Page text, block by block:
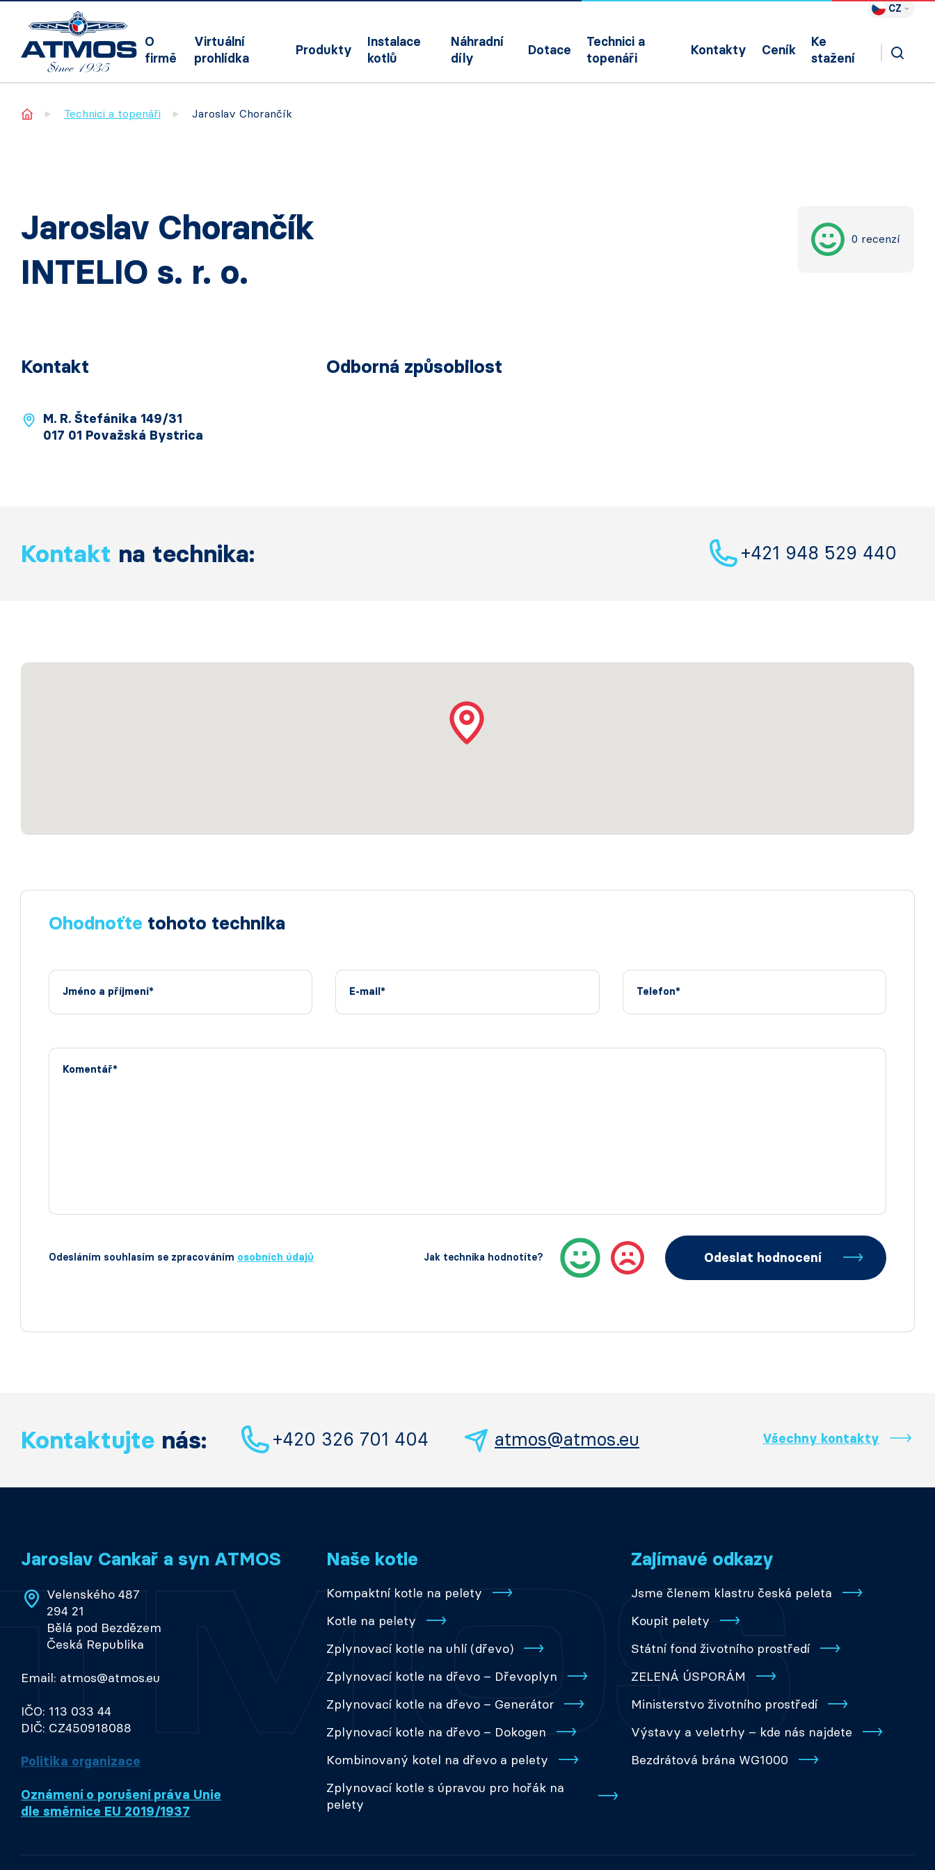
CZ
O
firmě
Virtuální
prohlídka
Produkty
Instalace
kotlů
Náhradní
díly
Dotace
Technici a
topenáři
Kontakty Ceník
Ke
stažení
Home Technici a topenáři Jaroslav Chorančík
Jaroslav Chorančík
INTELIO s. r. o.
0 recenzí
Kontakt
M. R. Štefánika 149/31
017 01 Považská Bystrica
Odborná způsobilost
Kontakt na technika: +421 948 529 440
Ohodnoťte tohoto technika
Jméno a příjmení* E-mail* Telefon*
Komentář*
Odesláním souhlasím se zpracováním osobních údajů Jak technika hodnotíte? Odeslat hodnocení
Kontaktujte nás: +420 326 701 404 atmos@atmos.eu Všechny kontakty
Jaroslav Cankař a syn ATMOS
Velenského 487
294 21
Bělá pod Bezdězem
Česká Republika
Email: atmos@atmos.eu
IČO: 113 033 44
DIČ: CZ450918088
Politika organizace
Oznámení o porušení práva Unie
dle směrnice EU 2019/1937
Naše kotle
Kompaktní kotle na pelety
Kotle na pelety
Zplynovací kotle na uhlí (dřevo)
Zplynovací kotle na dřevo – Dřevoplyn
Zplynovací kotle na dřevo – Generátor
Zplynovací kotle na dřevo – Dokogen
Kombinovaný kotel na dřevo a pelety
Zplynovací kotle s úpravou pro hořák na
pelety
Zajímavé odkazy
Jsme členem klastru česká peleta
Koupit pelety
Státní fond životního prostředí
ZELENÁ ÚSPORÁM
Ministerstvo životního prostředí
Výstavy a veletrhy – kde nás najdete
Bezdrátová brána WG1000